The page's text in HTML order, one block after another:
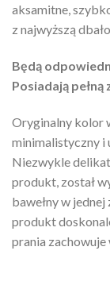
aksamitne,
z najwyższą
Będą
Posiadają
Oryginalny kolor
minimalistyczny i
Niezwykle
produkt, został
bawełny w
produkt
prania zachowuje